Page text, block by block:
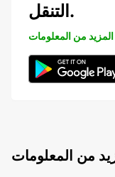
التنقل.
المزيد من المعلومات
من المعلومات